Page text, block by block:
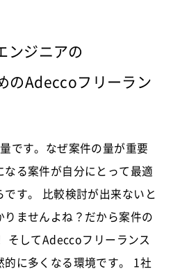
ンジニアの
のAdeccoフリーラン
です。なぜ案件の量が重要
る案件が自分にとって最適
す。 比較検討が出来ないと
りませんよね？だから案件の
そしてAdeccoフリーランス
に多くなる環境です。 1社